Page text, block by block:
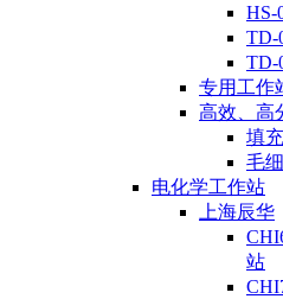
HS-
TD-
TD-
专用工作
高效、高
填
毛
电化学工作站
上海辰华
站